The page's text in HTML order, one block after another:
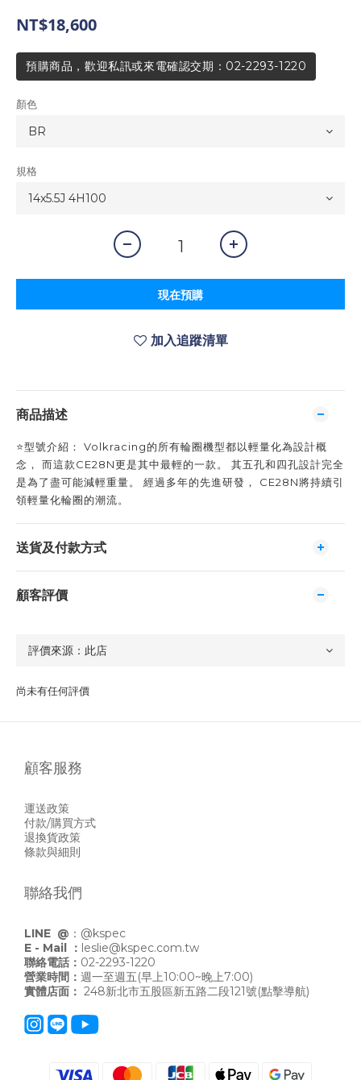
NT$18,600
預購商品，歡迎私訊或來電確認交期：02-2293-1220
顏色
規格
現在預購
加入追蹤清單
商品描述
⭐️型號介紹： Volkracing的所有輪圈機型都以輕量化為設計概
念， 而這款CE28N更是其中最輕的一款。 其五孔和四孔設計完全
是為了盡可能減輕重量。 經過多年的先進研發， CE28N將持續引
領輕量化輪圈的潮流。
送貨及付款方式
顧客評價
尚未有任何評價
顧客服務
運送政策
付款/購買方式
退換貨政策
條款與細則
聯絡我們
LINE @ ： @kspec
E - Mail ： leslie@kspec.com.tw
聯絡電話： 02-2293-1220
營業時間： 週一至週五(早上10:00~晚上7:00)
實體店面： 248新北市五股區新五路二段121號(點擊導航)